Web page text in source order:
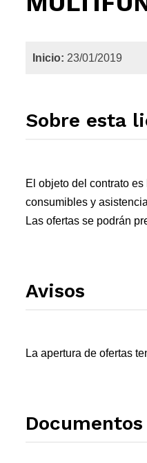
Inicio: 23/01/2019
Sobre esta
El objeto del contrato
consumibles y
Las ofertas se podrán
Avisos
La apertura de ofertas